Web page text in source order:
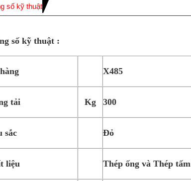
số kỹ thuật
số kỹ thuật :
X485
tải Kg 300
sắc Đỏ
liệu Thép ống và Thép tấm